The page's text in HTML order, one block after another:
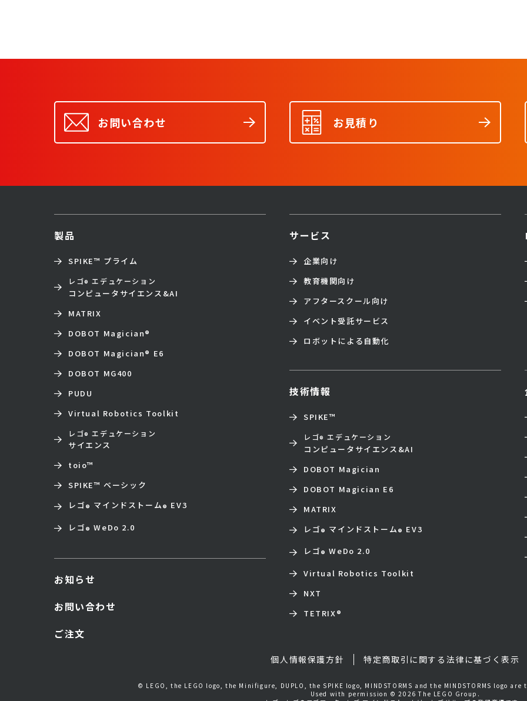
お問い合わせ お見積り
サービス
企業向け
教育機関向け
アフタースクール向け
イベント受託サービス
ロボットによる自動化
製品
SPIKE™ プライム
レゴ® エデュケーション
コンピュータサイエンス&AI
MATRIX
DOBOT Magician®
DOBOT Magician® E6
DOBOT MG400
PUDU
Virtual Robotics Toolkit
レゴ® エデュケーション
サイエンス
toio™
SPIKE™ ベーシック
レゴ® マインドストーム® EV3
レゴ® WeDo 2.0
技術情報
SPIKE™
レゴ® エデュケーション
コンピュータサイエンス&AI
DOBOT Magician
DOBOT Magician E6
MATRIX
レゴ® マインドストーム® EV3
レゴ® WeDo 2.0
Virtual Robotics Toolkit
NXT
TETRIX®
お知らせ
お問い合わせ
ご注文
個人情報保護方針 特定商取引に関する法律に基づく表示
© LEGO, the LEGO logo, the Minifigure, DUPLO, the SPIKE logo, MINDSTORMS and the MINDSTORMS logo
Used with permission © 2026 The LEGO Group.